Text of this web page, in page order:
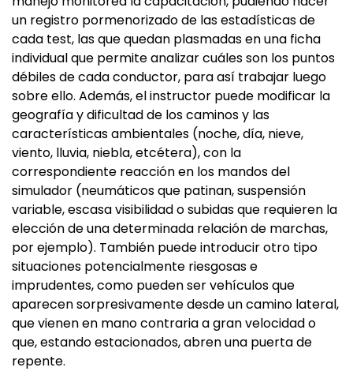
un registro pormenorizado de las estadísticas de
cada test, las que quedan plasmadas en una ficha
individual que permite analizar cuáles son los puntos
débiles de cada conductor, para así trabajar luego
sobre ello. Además, el instructor puede modificar la
geografía y dificultad de los caminos y las
características ambientales (noche, día, nieve,
viento, lluvia, niebla, etcétera), con la
correspondiente reacción en los mandos del
simulador (neumáticos que patinan, suspensión
variable, escasa visibilidad o subidas que requieren la
elección de una determinada relación de marchas,
por ejemplo). También puede introducir otro tipo
situaciones potencialmente riesgosas e
imprudentes, como pueden ser vehículos que
aparecen sorpresivamente desde un camino lateral,
que vienen en mano contraria a gran velocidad o
que, estando estacionados, abren una puerta de
repente.